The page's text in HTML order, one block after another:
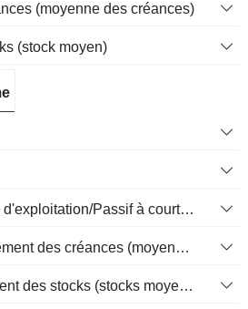
(moyenne des créances)
(stock moyen)
Flux de trésorerie d'exploitation/Passif à court terme
Délai de recouvrement des créances (moyenne des créances)
Délais d'écoulement des stocks (stocks moyens)